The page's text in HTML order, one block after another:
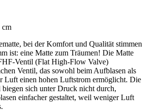
cm
bei der Komfort und Qualität stimmen
ist: eine Matte zum Träumen! Die Matte
Ventil (Flat High-Flow Valve)
Ventil, das sowohl beim Aufblasen als
Luft einen hohen Luftstrom ermöglicht. Die
biegen sich unter Druck nicht durch,
einfacher gestaltet, weil weniger Luft